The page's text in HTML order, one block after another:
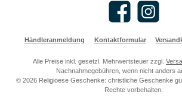
Facebook Instagram
Händleranmeldung Kontaktformular
Alle Preise inkl. gesetzl. Mehrwertsteuer zzgl.
Nachnahmegebühren, wenn nicht anders
© 2026 Religioese Geschenke: christliche Geschenke
Rechte vorbehalten.